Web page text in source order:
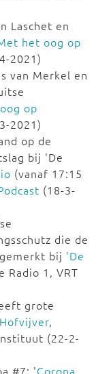
Laschet en
het oog op
2021)
van Merkel en
op
2021)
op de
bij 'De
(vanaf 17:15
(18-3-
die de
bij 'De
Radio 1, VRT
grote
,
(22-2-
#7: 'Corona